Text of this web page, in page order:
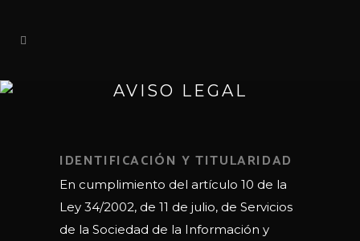
AVISO LEGAL
IDENTIFICACIÓN Y TITULARIDAD
En cumplimiento del artículo 10 de la
Ley 34/2002, de 11 de julio, de Servicios
de la Sociedad de la Información y